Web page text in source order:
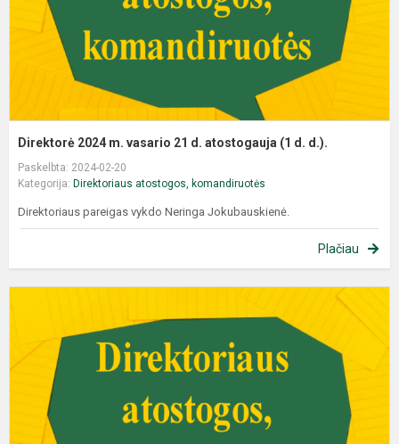
Direktorė 2024 m. vasario 21 d. atostogauja (1 d. d.).
Paskelbta: 2024-02-20
Kategorija: Direktoriaus atostogos, komandiruotės
Direktoriaus pareigas vykdo Neringa Jokubauskienė.
Plačiau